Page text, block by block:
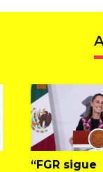
“FGR sigue